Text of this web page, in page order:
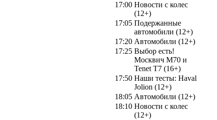
17:00 Новости с колес
(12+)
17:05 Подержанные
автомобили (12+)
17:20 Автомобили (12+)
17:25 Выбор есть!
Москвич М70 и
Tenet T7 (16+)
17:50 Наши тесты: Haval
Jolion (12+)
18:05 Автомобили (12+)
18:10 Новости с колес
(12+)